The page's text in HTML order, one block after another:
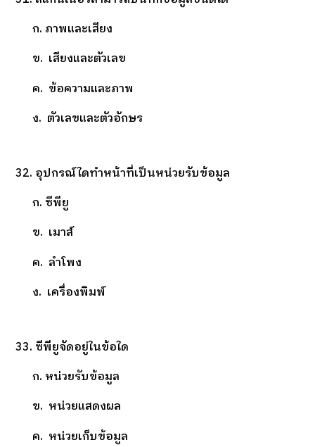
ก. ภาพและเสียง
ข. เสียงและตัวเลข
ค. ข้อความและภาพ
ง. ตัวเลขและตัวอักษร
32. อุปกรณ์ใดทำหน้าที่เป็นหน่วยรับข้อมูล
ก. ซีพียู
ข. เมาส์
ค. ลำโพง
ง. เครื่องพิมพ์
33. ซีพียูจัดอยู่ในข้อใด
ก. หน่วยรับข้อมูล
ข. หน่วยแสดงผล
ค. หน่วยเก็บข้อมูล